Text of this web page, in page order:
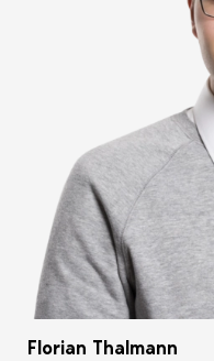
Florian Thalmann